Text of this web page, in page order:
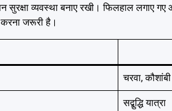
सुरक्षा व्यवस्था बनाए रखी। फिलहाल लगाए
करना जरूरी है।
चरवा, कौशांबी
सद्बुद्धि यात्रा